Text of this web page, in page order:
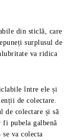
din sticlă, care
surplusul de
va ridica
între ele și
de colectare.
de colectare și să
pubela galbenă
va colecta